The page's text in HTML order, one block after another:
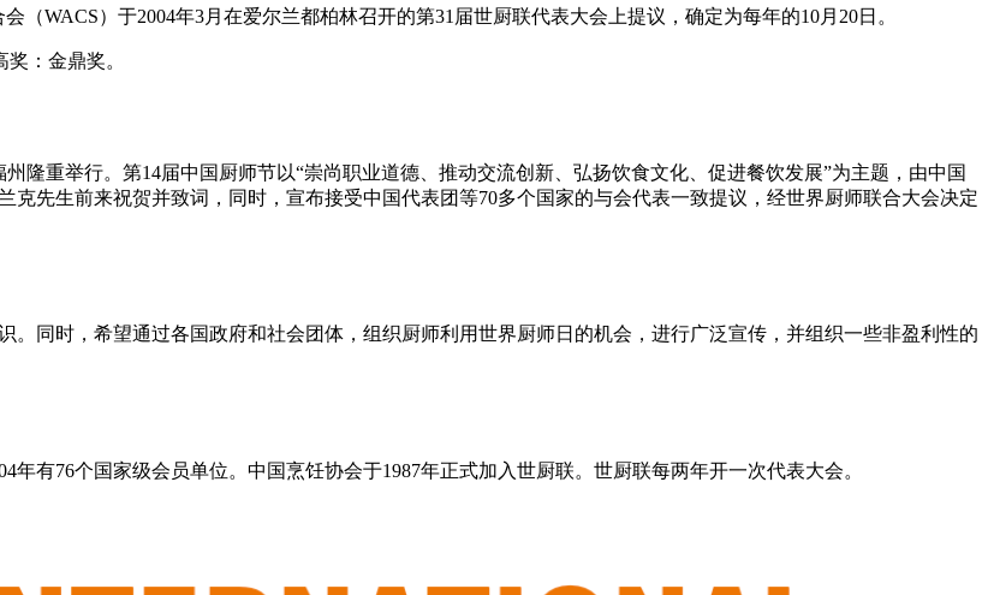
（WACS）于2004年3月在爱尔兰都柏林召开的第31届世厨联代表大会上提议，确定为每年的10月20日。
：金鼎奖。
隆重举行。第14届中国厨师节以“崇尚职业道德、推动交流创新、弘扬饮食文化、促进餐饮发展”为主题，由中国
先生前来祝贺并致词，同时，宣布接受中国代表团等70多个国家的与会代表一致提议，经世界厨师联合大会决定
同时，希望通过各国政府和社会团体，组织厨师利用世界厨师日的机会，进行广泛宣传，并组织一些非盈利性的
有76个国家级会员单位。中国烹饪协会于1987年正式加入世厨联。世厨联每两年开一次代表大会。